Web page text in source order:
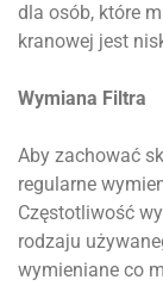
dla osób, które
kranowej jest
Wymiana Filtra
Aby zachować
regularne
Częstotliwość
rodzaju
wymieniane co